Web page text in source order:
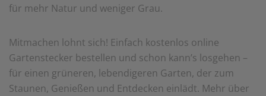
für mehr Natur und weniger Grau.
Mitmachen lohnt sich! Einfach kostenlos online
Gartenstecker bestellen und schon kann’s losgehen –
für einen grüneren, lebendigeren Garten, der zum
Staunen, Genießen und Entdecken einlädt. Mehr über